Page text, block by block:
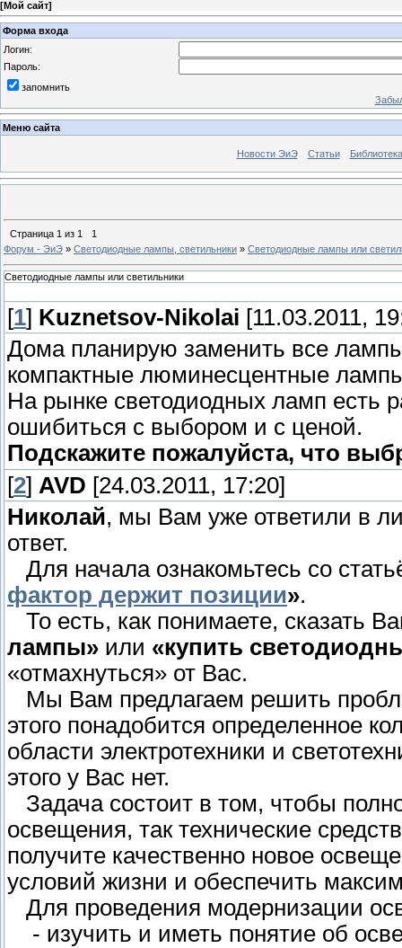
[Мой сайт]
Форма входа
Логин:
Пароль:
запомнить
Меню сайта
Новости ЭиЭ Статьи Библиотека
Страница 1 из 1
1
Форум - ЭиЭ » Светодиодные лампы, светильники » Светодиодные лампы или
Светодиодные лампы или светильники
[1] Kuznetsov-Nikolai [11.03.2011,
Дома планирую заменить все
компактные люминесцентные
На рынке светодиодных ламп есть
ошибиться с выбором и с ценой.
Подскажите пожалуйста, что
[2] AVD [24.03.2011, 17:20]
Николай, мы Вам уже ответили в
ответ.
Для начала ознакомьтесь со
фактор держит позиции».
То есть, как понимаете, сказать
лампы» или «купить
«отмахнуться» от Вас.
Мы Вам предлагаем решить
этого понадобится определенное
области электротехники и
этого у Вас нет.
Задача состоит в том, чтобы
освещения, так технические
получите качественно новое
условий жизни и обеспечить
Для проведения модернизации
- изучить и иметь понятие об